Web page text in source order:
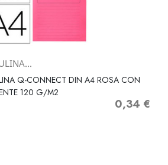
Q-CONNECT DIN A4 ROSA CON
120 G/M2
Precio
0,34 €